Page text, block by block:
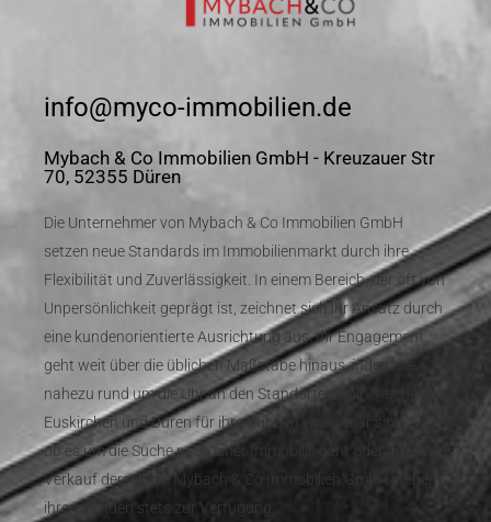
info@myco-immobilien.de
Mybach & Co Immobilien GmbH - Kreuzauer Str
70, 52355 Düren
Die Unternehmer von Mybach & Co Immobilien GmbH
setzen neue Standards im Immobilienmarkt durch ihre
Flexibilität und Zuverlässigkeit. In einem Bereich, der oft von
Unpersönlichkeit geprägt ist, zeichnet sich ihr Ansatz durch
eine kundenorientierte Ausrichtung aus. Ihr Engagement
geht weit über die üblichen Maßstäbe hinaus, indem sie
nahezu rund um die Uhr an den Standorten Köln, Aachen,
Euskirchen und Düren für ihre Kunden erreichbar sind. Egal,
ob es um die Suche nach einer Immobilie geht oder um den
Verkauf derselben, Mybach & Co Immobilien GmbH stehen
ihren Kunden stets zur Verfügung.